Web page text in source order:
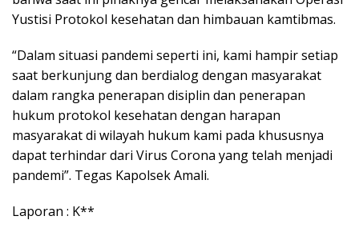
Yustisi Protokol kesehatan dan himbauan kamtibmas.
“Dalam situasi pandemi seperti ini, kami hampir setiap
saat berkunjung dan berdialog dengan masyarakat
dalam rangka penerapan disiplin dan penerapan
hukum protokol kesehatan dengan harapan
masyarakat di wilayah hukum kami pada khususnya
dapat terhindar dari Virus Corona yang telah menjadi
pandemi”. Tegas Kapolsek Amali.
Laporan : K**